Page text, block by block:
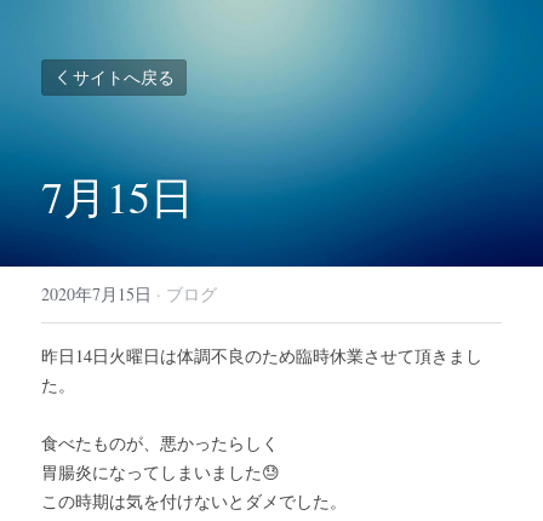
サイトへ戻る
7月15日
2020年7月15日 · ブログ
昨日14日火曜日は体調不良のため臨時休業させて頂きまし
た。
食べたものが、悪かったらしく
胃腸炎になってしまいました😓
この時期は気を付けないとダメでした。